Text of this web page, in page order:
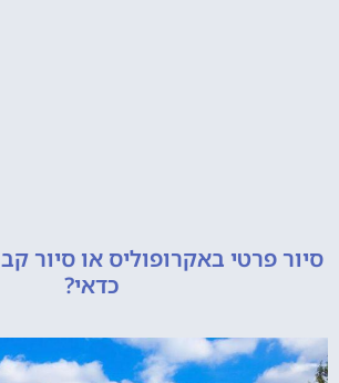
באקרופוליס או סיור קבוצתי